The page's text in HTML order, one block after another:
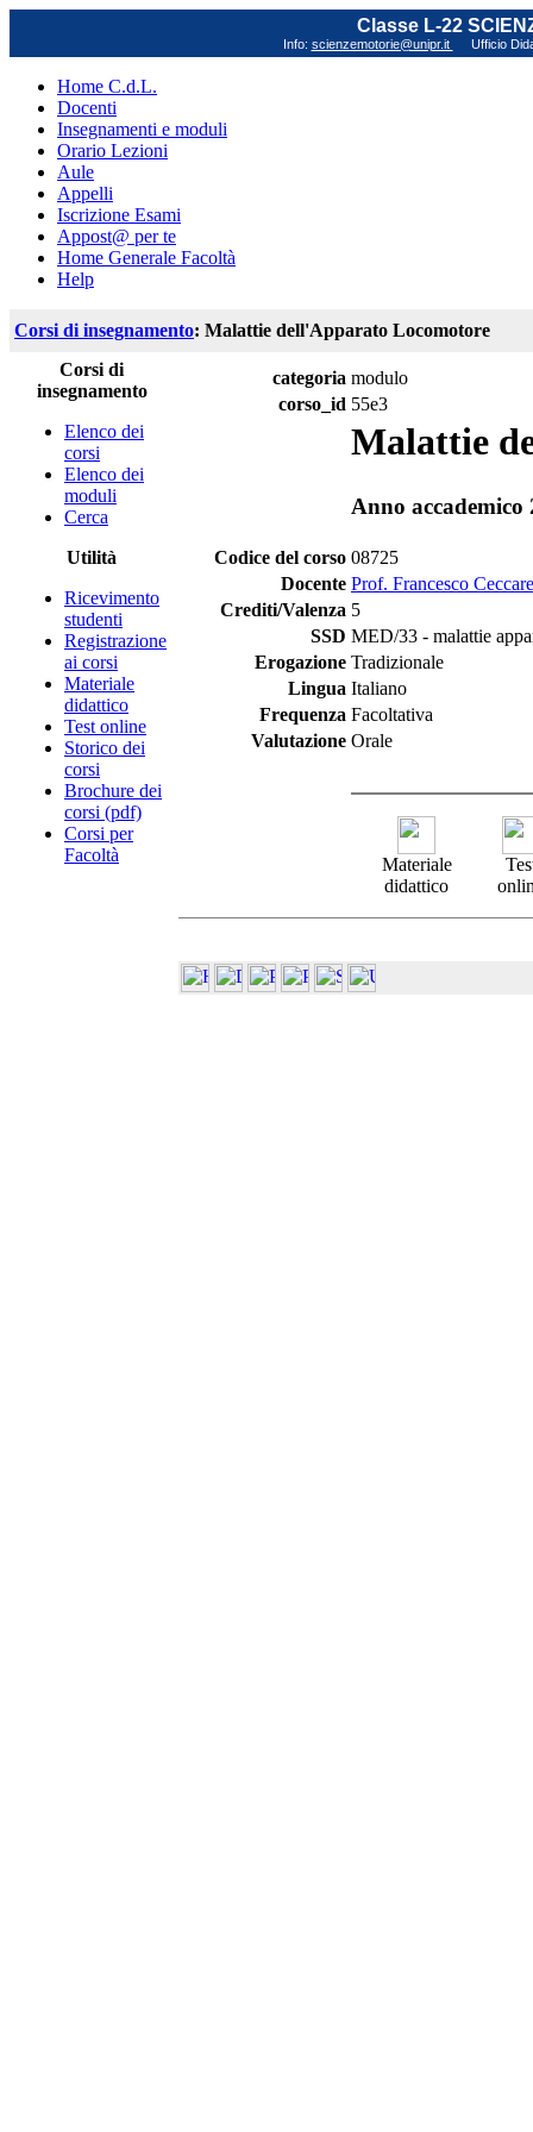
Classe L-22
Info: scienzemotorie@unipr.it Ufficio
Home C.d.L.
Docenti
Insegnamenti e moduli
Orario Lezioni
Aule
Appelli
Iscrizione Esami
Appost@ per te
Home Generale Facoltà
Help
Corsi di insegnamento: Malattie dell'Apparato Locomotore
Corsi di
insegnamento
Elenco dei
corsi
Elenco dei
moduli
Cerca
Utilità
Ricevimento
studenti
Registrazione
ai corsi
Materiale
didattico
Test online
Storico dei
corsi
Brochure dei
corsi (pdf)
Corsi per
Facoltà
categoria modulo
corso_id 55e3
Malattie
Anno accademico
Codice del corso 08725
Docente Prof. Francesco
Crediti/Valenza 5
SSD MED/33 - malattie
Erogazione Tradizionale
Lingua Italiano
Frequenza Facoltativa
Valutazione Orale
Materiale
didattico